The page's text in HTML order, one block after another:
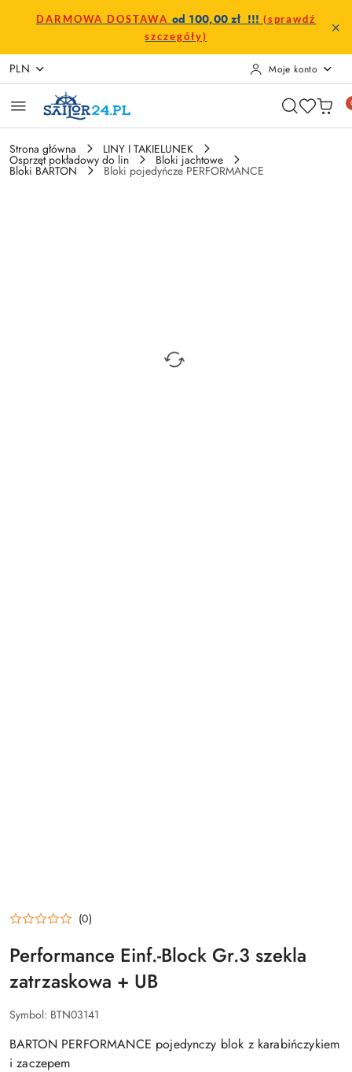
Przejdź do treści głównej
Przejdź do wyszukiwarki
Przejdź do moje konto
Przejdź do menu głównego
Przejdź do opisu produktu
Przejdź do stopki
DARMOWA DOSTAWA od 100,00 zł !!! (sprawdź
szczegóły)
PLN Moje konto
Strona główna LINY I TAKIELUNEK
Osprzęt pokładowy do lin Bloki jachtowe
Bloki BARTON Bloki pojedyńcze PERFORMANCE
(0)
Performance Einf.-Block Gr.3 szekla
zatrzaskowa + UB
Symbol: BTN03141
BARTON PERFORMANCE pojedynczy blok z karabińczykiem
i zaczepem